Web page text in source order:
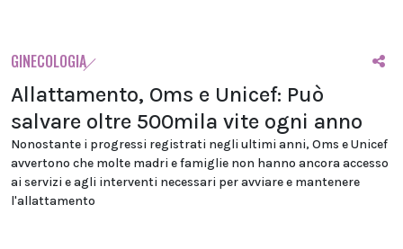
GINECOLOGIA
Allattamento, Oms e Unicef: Può
salvare oltre 500mila vite ogni anno
Nonostante i progressi registrati negli ultimi anni, Oms e Unicef
avvertono che molte madri e famiglie non hanno ancora accesso
ai servizi e agli interventi necessari per avviare e mantenere
l'allattamento